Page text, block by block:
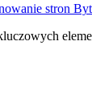
stron